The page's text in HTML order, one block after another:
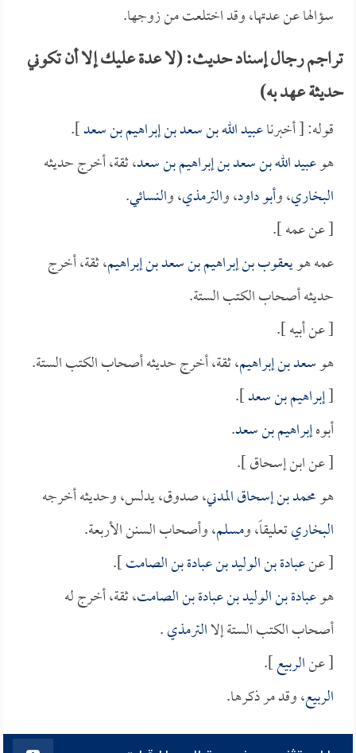
سؤالها عن عدتها، وقد اختلعت من زوجها.
تراجم رجال إسناد حديث: (لا عدة عليك إلا أن تكوني
حديثة عهد به)
قوله: [ أخبرناعبيد الله بن سعد بن إبراهيم بن سعد].
هوعبيد الله بن سعد بن إبراهيم بن سعد، ثقة، أخرج حديثه
البخاري، وأبو داود، والترمذي، والنسائي.
[ عن عمه ].
عمه هويعقوب بن إبراهيم بن سعد بن إبراهيم، ثقة، أخرج
حديثه أصحاب الكتب الستة.
[ عن أبيه ].
هوسعد بن إبراهيم، ثقة، أخرج حديثه أصحاب الكتب الستة.
[إبراهيم بن سعد].
أبوهإبراهيم بن سعد.
[ عن ابن إسحاق ].
هومحمد بن إسحاق المدني، صدوق، يدلس، وحديثه أخرجه
البخاريتعليقاً، ومسلم، وأصحاب السنن الأربعة.
[ عنعبادة بن الوليد بن عبادة بن الصامت].
هوعبادة بن الوليد بن عبادة بن الصامت، ثقة، أخرج له
أصحاب الكتب الستة إلاالترمذي.
[ عنالربيع].
الربيع، وقد مر ذكرها.